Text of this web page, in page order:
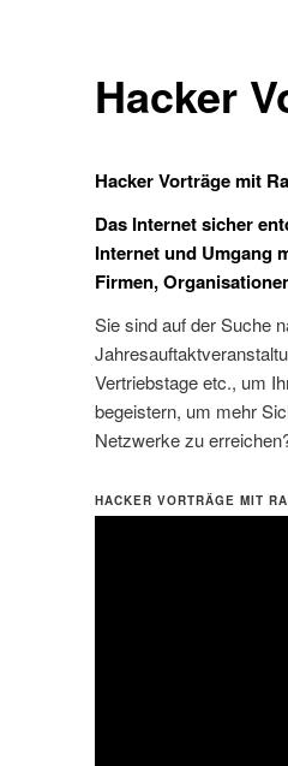
Hacker
Hacker Vorträge mit
Das Internet sicher
Internet und Umgang
Firmen,
Sie sind auf der Suche
Vertriebstage etc., um
begeistern, um mehr
Netzwerke zu
HACKER VORTRÄGE MIT